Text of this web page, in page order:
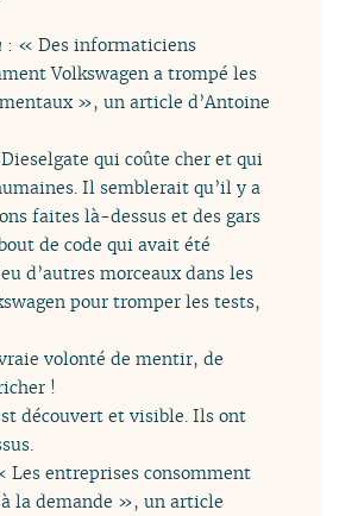
: « Des informaticiens
Volkswagen a trompé les
», un article d’Antoine
Dieselgate qui coûte cher et qui
Il semblerait qu’il y a
faites là-dessus et des gars
de code qui avait été
d’autres morceaux dans les
pour tromper les tests,
volonté de mentir, de
!
découvert et visible. Ils ont
Les entreprises consomment
la demande », un article